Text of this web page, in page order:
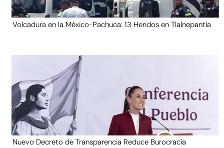
Volcadura en la México-Pachuca: 13 Heridos en Tlalnepantla
Nuevo Decreto de Transparencia Reduce Burocracia